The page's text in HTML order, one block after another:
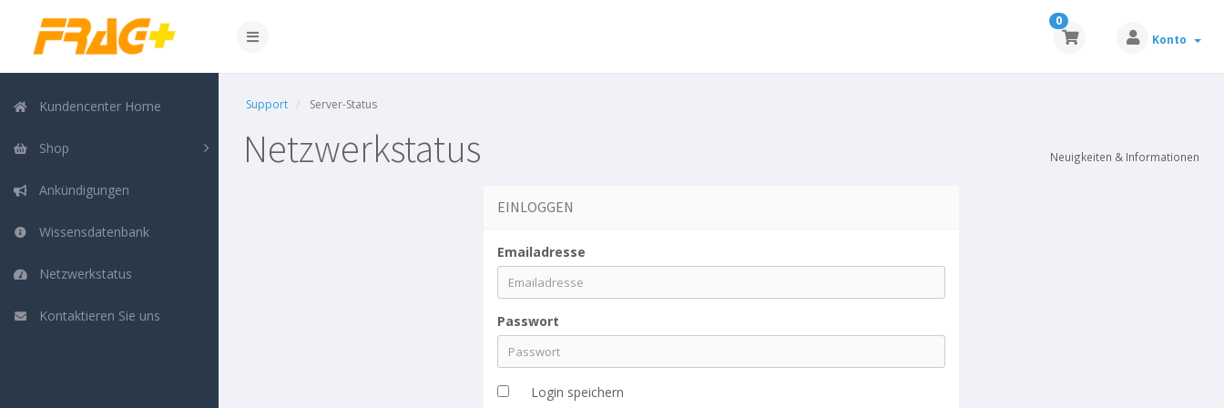
0
Konto
Kundencenter Home
Shop
Ankündigungen
Wissensdatenbank
Netzwerkstatus
Kontaktieren Sie uns
Support Server-Status
Netzwerkstatus Neuigkeiten & Informationen
EINLOGGEN
Emailadresse
Passwort
Login speichern